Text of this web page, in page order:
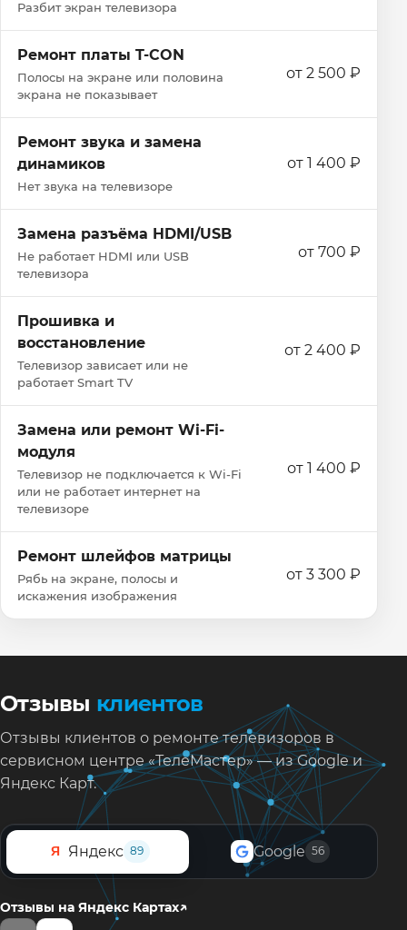
Разбит экран телевизора
Ремонт платы T-CON
Полосы на экране или половина
экрана не показывает
от 2 500 ₽
Ремонт звука и замена
динамиков
Нет звука на телевизоре
от 1 400 ₽
Замена разъёма HDMI/USB
Не работает HDMI или USB
телевизора
от 700 ₽
Прошивка и
восстановление
Телевизор зависает или не
работает Smart TV
от 2 400 ₽
Замена или ремонт Wi‑Fi-
модуля
Телевизор не подключается к Wi‑Fi
или не работает интернет на
телевизоре
от 1 400 ₽
Ремонт шлейфов матрицы
Рябь на экране, полосы и
искажения изображения
от 3 300 ₽
Отзывы клиентов
Отзывы клиентов о ремонте телевизоров в
сервисном центре «ТелеМастер» — из Google и
Яндекс Карт.
Я Яндекс 89 Google 56
Отзывы на Яндекс Картах↗